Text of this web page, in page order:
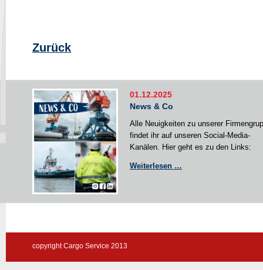
Zurück
01.12.2025
News & Co
Alle Neuigkeiten zu unserer
findet ihr auf unseren Social-Media-
Kanälen. Hier geht es zu den Links:
Weiterlesen …
copyright Cargo Service 2013